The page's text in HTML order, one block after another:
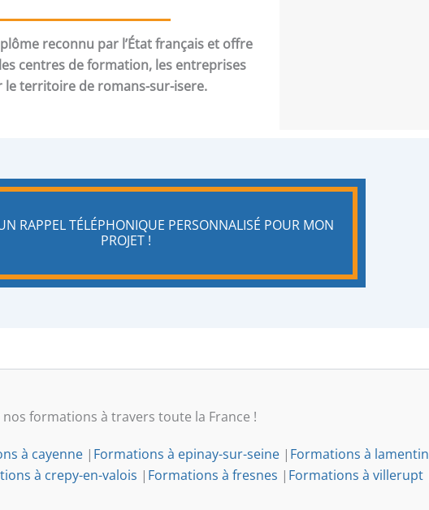
reconnu par l’État français et offre
centres de formation, les entreprises
le territoire de romans-sur-isere.
RAPPEL TÉLÉPHONIQUE PERSONNALISÉ POUR MON
PROJET !
nos formations à travers toute la France !
à cayenne| Formations à epinay-sur-seine| Formations à lamentin
à crepy-en-valois | Formations à fresnes | Formations à villerupt